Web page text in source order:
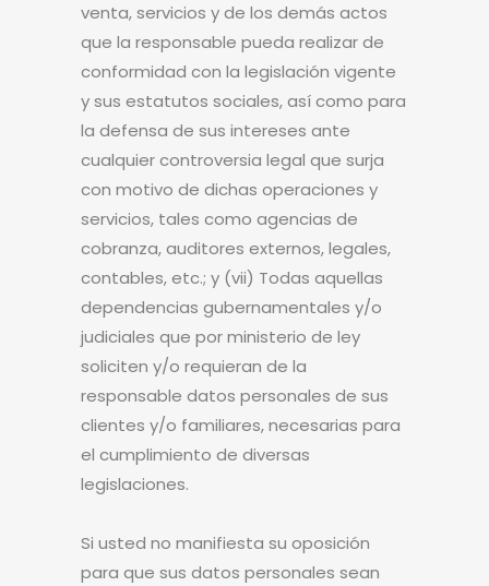
venta, servicios y de los demás actos
que la responsable pueda realizar de
conformidad con la legislación vigente
y sus estatutos sociales, así como para
la defensa de sus intereses ante
cualquier controversia legal que surja
con motivo de dichas operaciones y
servicios, tales como agencias de
cobranza, auditores externos, legales,
contables, etc.; y (vii) Todas aquellas
dependencias gubernamentales y/o
judiciales que por ministerio de ley
soliciten y/o requieran de la
responsable datos personales de sus
clientes y/o familiares, necesarias para
el cumplimiento de diversas
legislaciones.
Si usted no manifiesta su oposición
para que sus datos personales sean